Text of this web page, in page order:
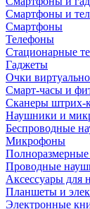
Смартфоны и
Смартфоны
Телефоны
Стационарные
Гаджеты
Очки
Смарт-часы и
Сканеры штрих-
Наушники и
Беспроводные
Микрофоны
Проводные
Аксессуары для
Планшеты и
Электронные